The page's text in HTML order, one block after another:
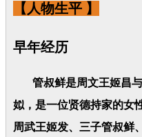
【人物生平 】
早年经历
管叔鲜是周文王姬昌与
姒，是一位贤德持家的女
周武王姬发、三子管叔鲜